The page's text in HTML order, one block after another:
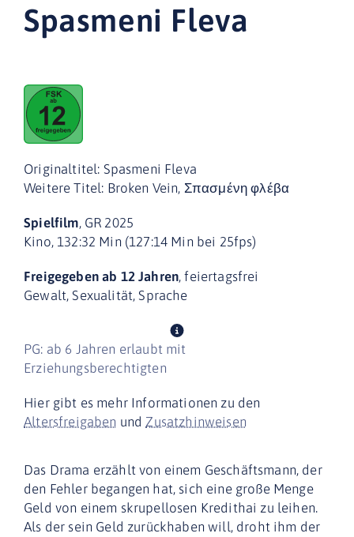
Spasmeni Fleva
Originaltitel: Spasmeni Fleva
Weitere Titel: Broken Vein, Σπασμένη φλέβα
Spielfilm, GR 2025
Kino, 132:32 Min (127:14 Min bei 25fps)
Freigegeben ab 12 Jahren, feiertagsfrei
Gewalt, Sexualität, Sprache
PG: ab 6 Jahren erlaubt mit
Erziehungsberechtigten
Hier gibt es mehr Informationen zu den
Altersfreigaben undZusatzhinweisen
Das Drama erzählt von einem Geschäftsmann, der
den Fehler begangen hat, sich eine große Menge
Geld von einem skrupellosen Kredithai zu leihen.
Als der sein Geld zurückhaben will, droht ihm der